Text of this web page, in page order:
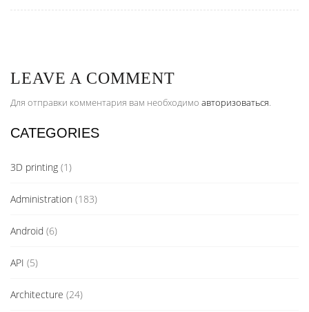
LEAVE A COMMENT
Для отправки комментария вам необходимо авторизоваться.
CATEGORIES
3D printing (1)
Administration (183)
Android (6)
API (5)
Architecture (24)